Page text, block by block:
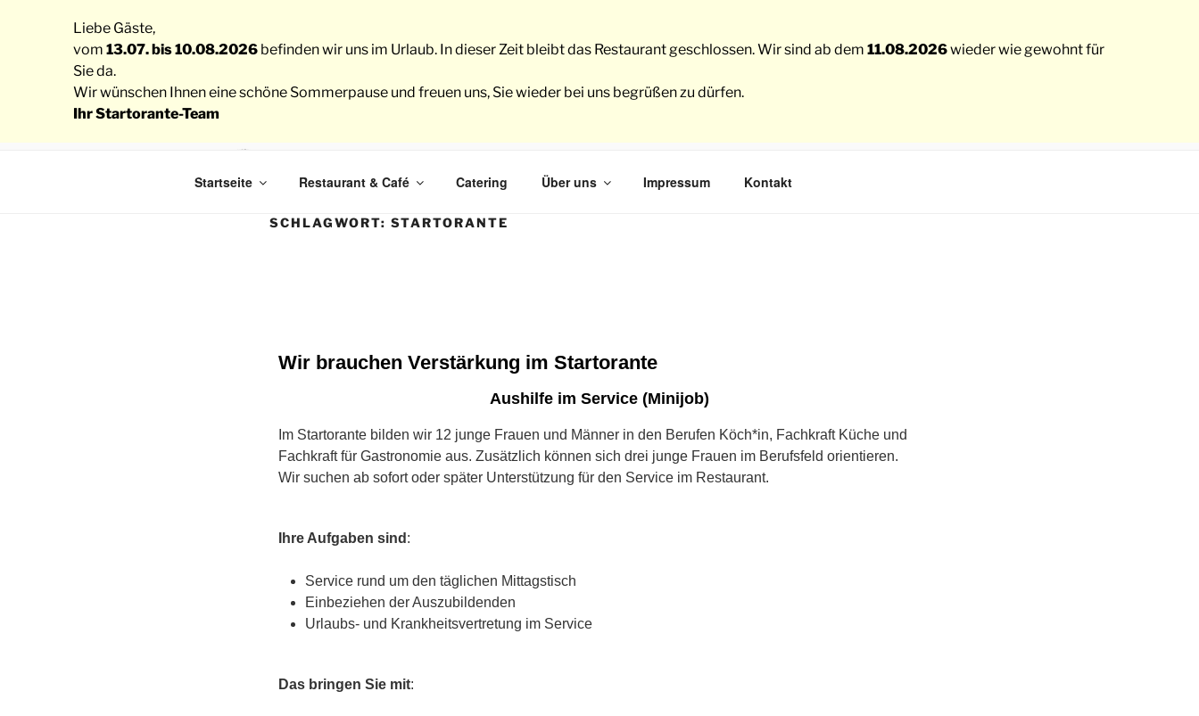
Liebe Gäste,
vom 13.07. bis 10.08.2026 befinden wir uns im Urlaub. In dieser Zeit bleibt das Restaurant geschlossen. Wir sind ab dem 11.08.2026wieder wie gewohnt für
Sie da.
Wir wünschen Ihnen eine schöne Sommerpause und freuen uns, Sie wieder bei uns begrüßen zu dürfen.
Ihr Startorante-Team
Startorante
Startseite Restaurant & Café Catering Über uns Impressum Kontakt
SCHLAGWORT: STARTORANTE
Wir brauchen Verstärkung im Startorante
Aushilfe im Service (Minijob)
Im Startorante bilden wir 12 junge Frauen und Männer in den Berufen Köch*in, Fachkraft Küche und
Fachkraft für Gastronomie aus. Zusätzlich können sich drei junge Frauen im Berufsfeld orientieren.
Wir suchen ab sofort oder später Unterstützung für den Service im Restaurant.
Ihre Aufgaben sind :
Service rund um den täglichen Mittagstisch
Einbeziehen der Auszubildenden
Urlaubs- und Krankheitsvertretung im Service
Das bringen Sie mit: